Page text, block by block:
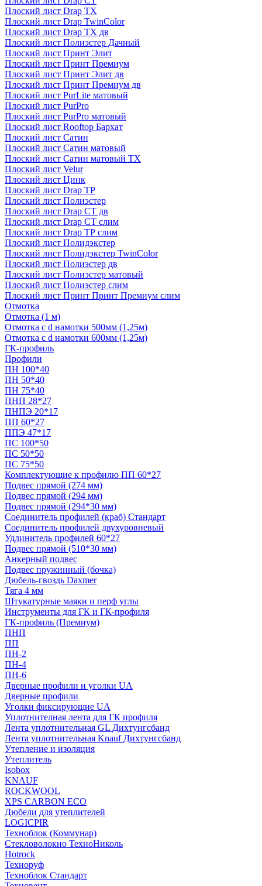
Плоский лист Drap TX
Плоский лист Drap TwinColor
Плоский лист Drap ТХ дв
Плоский лист Полиэстер Дачный
Плоский лист Принт Элит
Плоский лист Принт Премиум
Плоский лист Принт Элит дв
Плоский лист Принт Премиум дв
Плоский лист PurLite матовый
Плоский лист PurPro
Плоский лист PurPro матовый
Плоский лист Rooftop Бархат
Плоский лист Сатин
Плоский лист Сатин матовый
Плоский лист Сатин матовый TX
Плоский лист Velur
Плоский лист Цинк
Плоский лист Drap ТР
Плоский лист Полиэстер
Плоский лист Drap СТ дв
Плоский лист Drap СТ слим
Плоский лист Drap ТР слим
Плоский лист Полидэкстер
Плоский лист Полидэкстер TwinColor
Плоский лист Полиэстер дв
Плоский лист Полиэстер матовый
Плоский лист Полиэстер слим
Плоский лист Принт Принт Премиум слим
Отмотка
Отмотка (1 м)
Отмотка с d намотки 500мм (1,25м)
Отмотка с d намотки 600мм (1,25м)
ГК-профиль
Профили
ПН 100*40
ПН 50*40
ПН 75*40
ПНП 28*27
ПНПЭ 20*17
ПП 60*27
ППЭ 47*17
ПС 100*50
ПС 50*50
ПС 75*50
Комплектующие к профилю ПП 60*27
Подвес прямой (274 мм)
Подвес прямой (294 мм)
Подвес прямой (294*30 мм)
Соединитель профилей (краб) Стандарт
Соединитель профилей двухуровневый
Удлинитель профилей 60*27
Подвес прямой (510*30 мм)
Анкерный подвес
Подвес пружинный (бочка)
Дюбель-гвоздь Daxmer
Тяга 4 мм
Штукатурные маяки и перф углы
Инструменты для ГК и ГК-профиля
ГК-профиль (Премиум)
ПНП
ПП
ПН-2
ПН-4
ПН-6
Дверные профили и уголки UA
Дверные профили
Уголки фиксирующие UA
Уплотнителная лента для ГК профиля
Лента уплотнительная GL Дихтунгсбанд
Лента уплотнительная Knauf Дихтунгсбанд
Утепление и изоляция
Утеплитель
Isobox
KNAUF
ROCKWOOL
XPS CARBON ECO
Дюбели для утеплителей
LOGICPIR
Техноблок (Коммунар)
Стекловолокно ТехноНиколь
Hotrock
Технoруф
Техноблок Стандарт